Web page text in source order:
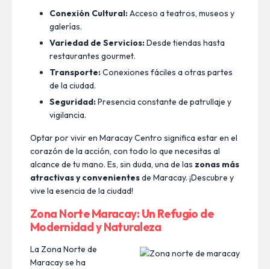
Conexión Cultural:Acceso a teatros, museos y
galerías.
Variedad de Servicios:Desde tiendas hasta
restaurantes gourmet.
Transporte:Conexiones fáciles a otras partes
de la ciudad.
Seguridad:Presencia constante de patrullaje y
vigilancia.
Optar por vivir en Maracay Centro significa estar en el
corazón de la acción, con todo lo que necesitas al
alcance de tu mano. Es, sin duda, una de las zonas más
atractivas y convenientesde Maracay. ¡Descubre y
vive la esencia de la ciudad!
Zona Norte Maracay: Un Refugio de
Modernidad y Naturaleza
La Zona Norte de
Maracay se ha